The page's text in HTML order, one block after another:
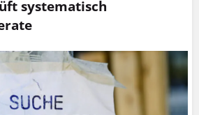
systematisch